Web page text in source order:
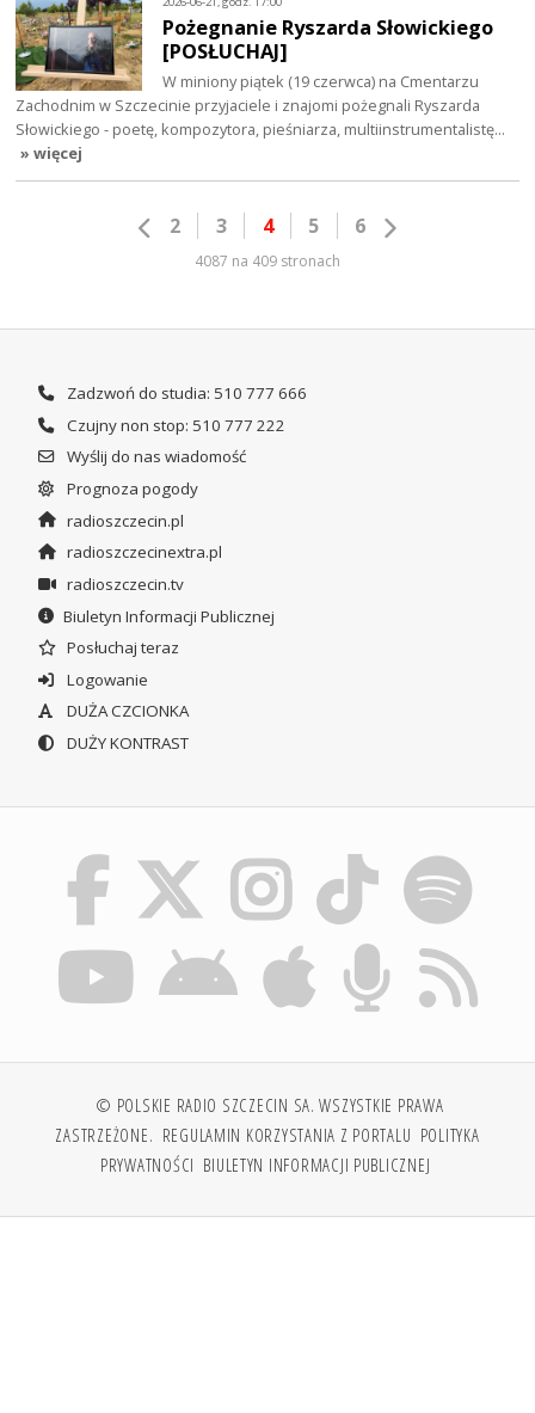
Pożegnanie Ryszarda Słowickiego
[POSŁUCHAJ]
W miniony piątek (19 czerwca) na Cmentarzu
Zachodnim w Szczecinie przyjaciele i znajomi pożegnali Ryszarda
Słowickiego - poetę, kompozytora, pieśniarza, multiinstrumentalistę…
» więcej
2 3 4 5 6
4087 na 409 stronach
Zadzwoń do studia: 510 777 666
Czujny non stop: 510 777 222
Wyślij do nas wiadomość
Prognoza pogody
radioszczecin.pl
radioszczecinextra.pl
radioszczecin.tv
Biuletyn Informacji Publicznej
Posłuchaj teraz
Logowanie
DUŻA CZCIONKA
DUŻY KONTRAST
© POLSKIE RADIO SZCZECIN SA. WSZYSTKIE PRAWA
ZASTRZEŻONE. REGULAMIN KORZYSTANIA Z PORTALU POLITYKA
PRYWATNOŚCI BIULETYN INFORMACJI PUBLICZNEJ